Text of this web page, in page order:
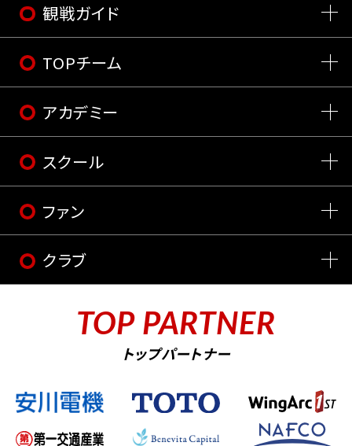
観戦ガイド
TOPチーム
アカデミー
スクール
ファン
クラブ
TOP PARTNER
トップパートナー